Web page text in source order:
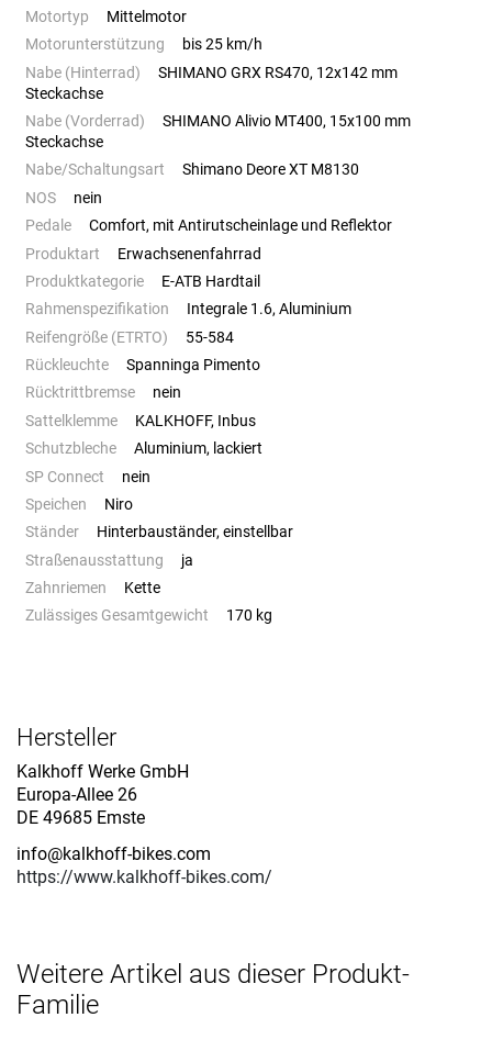
Motortyp
Mittelmotor
Motorunterstützung
bis 25 km/h
Nabe (Hinterrad)
SHIMANO GRX RS470, 12x142 mm
Steckachse
Nabe (Vorderrad)
SHIMANO Alivio MT400, 15x100 mm
Steckachse
Nabe/Schaltungsart
Shimano Deore XT M8130
NOS
nein
Pedale
Comfort, mit Antirutscheinlage und Reflektor
Produktart
Erwachsenenfahrrad
Produktkategorie
E-ATB Hardtail
Rahmenspezifikation
Integrale 1.6, Aluminium
Reifengröße (ETRTO)
55-584
Rückleuchte
Spanninga Pimento
Rücktrittbremse
nein
Sattelklemme
KALKHOFF, Inbus
Schutzbleche
Aluminium, lackiert
SP Connect
nein
Speichen
Niro
Ständer
Hinterbauständer, einstellbar
Straßenausstattung
ja
Zahnriemen
Kette
Zulässiges Gesamtgewicht
170 kg
Hersteller
Kalkhoff Werke GmbH
Europa-Allee 26
DE 49685 Emste
info@kalkhoff-bikes.com
https://www.kalkhoff-bikes.com/
Weitere Artikel aus dieser Produkt-
Familie